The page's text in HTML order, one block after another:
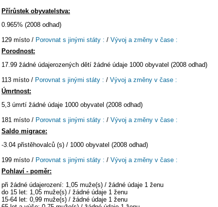
Přírůstek obyvatelstva:
0.965% (2008 odhad)
129 místo / Porovnat s jinými státy : / Vývoj a změny v čase :
Porodnost:
17.99 žádné údajerozených dětí žádné údaje 1000 obyvatel (2008 odhad)
113 místo / Porovnat s jinými státy : / Vývoj a změny v čase :
Úmrtnost:
5,3 úmrtí žádné údaje 1000 obyvatel (2008 odhad)
181 místo / Porovnat s jinými státy : / Vývoj a změny v čase :
Saldo migrace:
-3.04 přistěhovalců (s) / 1000 obyvatel (2008 odhad)
199 místo / Porovnat s jinými státy : / Vývoj a změny v čase :
Pohlaví - poměr:
při žádné údajerození: 1,05 muže(s) / žádné údaje 1 ženu
do 15 let: 1,05 muže(s) / žádné údaje 1 ženu
15-64 let: 0,99 muže(s) / žádné údaje 1 ženu